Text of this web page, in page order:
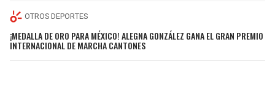
OTROS DEPORTES
¡MEDALLA DE ORO PARA MÉXICO! ALEGNA GONZÁLEZ GANA EL GRAN PREMIO
INTERNACIONAL DE MARCHA CANTONES